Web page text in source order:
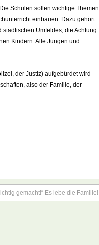
Schulen sollen wichtige Themen
einbauen. Dazu gehört
Umfeldes, die Achtung
Kindern. Alle Jungen und
der Justiz) aufgebürdet wird
also der Familie, der
gemacht!“ Es lebe die Familie!